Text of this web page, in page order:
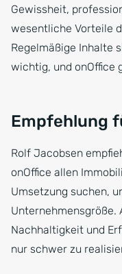
Gewissheit,
wesentliche Vorteile
Regelmäßige Inhalte
wichtig, und onOffice
Empfehlung
Rolf Jacobsen
onOffice allen
Umsetzung suchen,
Unternehmensgröße.
Nachhaltigkeit und
nur schwer zu